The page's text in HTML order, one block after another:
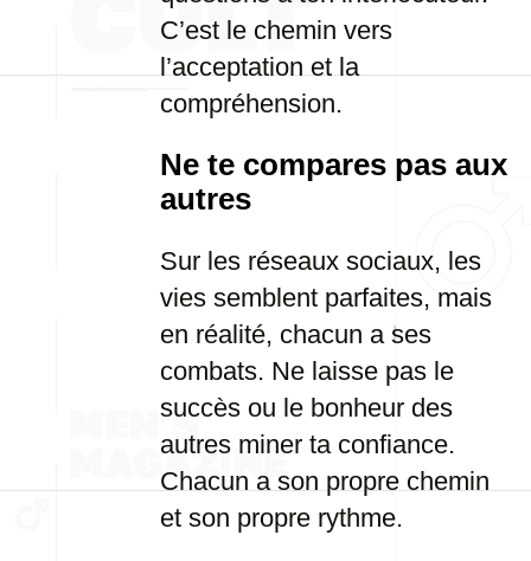
C’est le chemin vers
l’acceptation et la
compréhension.
Ne te compares pas aux
autres
Sur les réseaux sociaux, les
vies semblent parfaites, mais
en réalité, chacun a ses
combats. Ne laisse pas le
succès ou le bonheur des
autres miner ta confiance.
Chacun a son propre chemin
et son propre rythme.